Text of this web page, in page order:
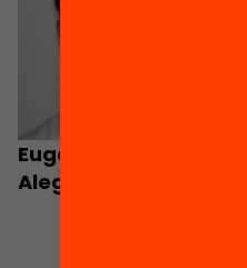
Eugeni Garcia-
Alegre